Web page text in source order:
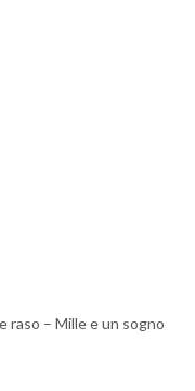
raso – Mille e un sogno